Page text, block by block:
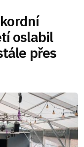
oslabil
přes